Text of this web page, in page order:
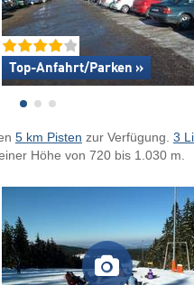
Top-Anfahrt/Parken »
5 km Pisten zur Verfügung. 3
Höhe von 720 bis 1.030 m.